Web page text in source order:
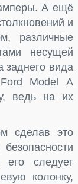
А ещё
и
различные
несущей
заднего вида
Model A
ведь на их
сделав это
его следует
колонку,